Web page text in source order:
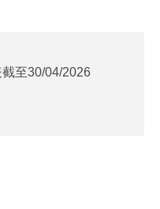
至30/04/2026